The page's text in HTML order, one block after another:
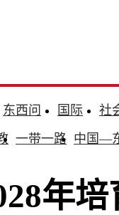
东西问 国际
社
一带一路 中国—
年